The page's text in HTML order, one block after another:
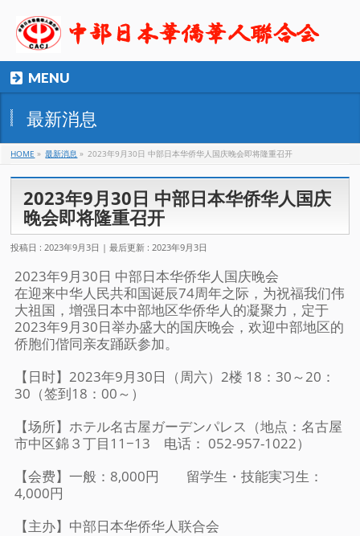
MENU
最新消息
HOME » 最新消息 » 2023年9月30日 中部日本华侨华人国庆晚会即将隆重召开
2023年9月30日 中部日本华侨华人国庆
晚会即将隆重召开
投稿日 : 2023年9月3日 最后更新 : 2023年9月3日
2023年9月30日 中部日本华侨华人国庆晚会
在迎来中华人民共和国诞辰74周年之际，为祝福我们伟
大祖国，增强日本中部地区华侨华人的凝聚力，定于
2023年9月30日举办盛大的国庆晚会，欢迎中部地区的
侨胞们偕同亲友踊跃参加。
【日时】2023年9月30日（周六）2楼 18：30～20：
30（签到18：00～）
【场所】ホテル名古屋ガーデンパレス（地点：名古屋
市中区錦３丁目11−13 电话： 052-957-1022）
【会费】一般：8,000円 留学生・技能実习生：
4,000円
【主办】中部日本华侨华人联合会